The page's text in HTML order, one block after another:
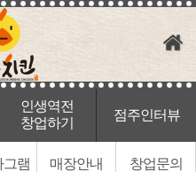
인생역전
창업하기
점주인터뷰
그램 매장안내 창업문의